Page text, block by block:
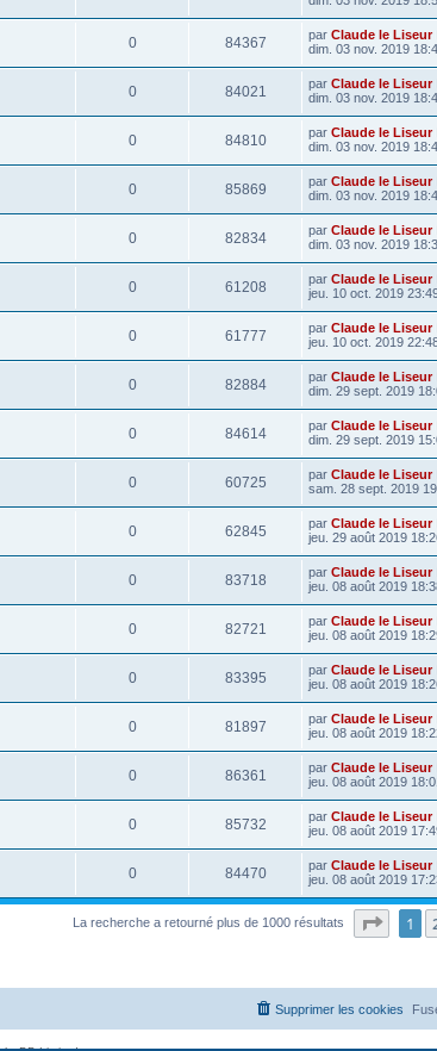
0 84367 par Claude le Liseur
dim. 03 nov. 2019
0 84021 par Claude le Liseur
dim. 03 nov. 2019
0 84810 par Claude le Liseur
dim. 03 nov. 2019
0 85869 par Claude le Liseur
dim. 03 nov. 2019
0 82834 par Claude le Liseur
dim. 03 nov. 2019
0 61208 par Claude le Liseur
jeu. 10 oct. 2019
0 61777 par Claude le Liseur
jeu. 10 oct. 2019
0 82884 par Claude le Liseur
dim. 29 sept. 2019
0 84614 par Claude le Liseur
dim. 29 sept. 2019
0 60725 par Claude le Liseur
sam. 28 sept. 2019
0 62845 par Claude le Liseur
jeu. 29 août 2019
0 83718 par Claude le Liseur
jeu. 08 août 2019
0 82721 par Claude le Liseur
jeu. 08 août 2019
0 83395 par Claude le Liseur
jeu. 08 août 2019
0 81897 par Claude le Liseur
jeu. 08 août 2019
0 86361 par Claude le Liseur
jeu. 08 août 2019
0 85732 par Claude le Liseur
jeu. 08 août 2019
0 84470 par Claude le Liseur
jeu. 08 août 2019
La recherche a retourné plus de 1000 résultats Page1
Supprimer les cookies